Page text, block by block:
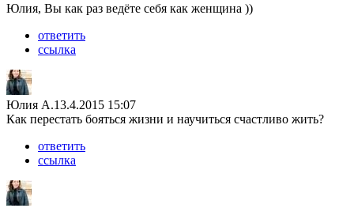
Юлия, Вы как раз ведёте себя как женщина ))
ответить
ссылка
Юлия А.13.4.2015 15:07
Как перестать бояться жизни и научиться счастливо жить?
ответить
ссылка